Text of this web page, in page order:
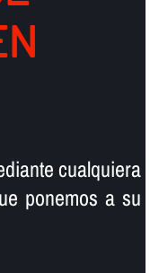
cualquiera
ponemos a su